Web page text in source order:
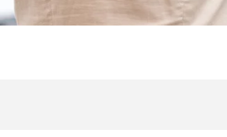
バン・トラックから選ぶ